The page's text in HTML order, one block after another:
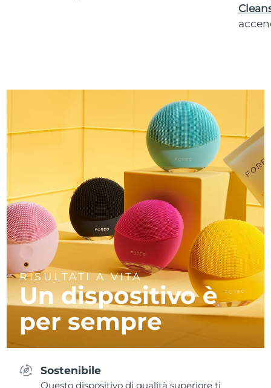
RISULTATI A VITA
Un dispositivo è
per sempre
Sostenibile
Questo dispositivo di qualità superiore ti